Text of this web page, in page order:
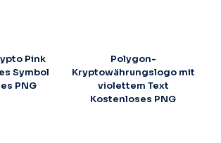
Pink
Symbol
PNG
Polygon-
Kryptowährungslogo mit
violettem Text
Kostenloses PNG